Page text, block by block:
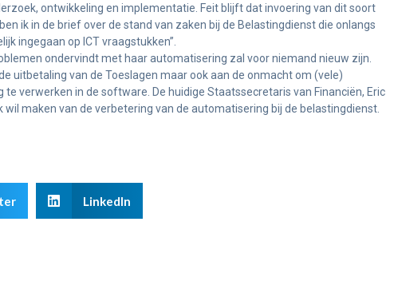
ontwikkeling en implementatie. Feit blijft dat invoering van dit soort
ik in de brief over de stand van zaken bij de Belastingdienst die onlangs
ingegaan op ICT vraagstukken”.
ondervindt met haar automatisering zal voor niemand nieuw zijn.
uitbetaling van de Toeslagen maar ook aan de onmacht om (vele)
verwerken in de software. De huidige Staatssecretaris van Financiën, Eric
wil maken van de verbetering van de automatisering bij de belastingdienst.
LinkedIn